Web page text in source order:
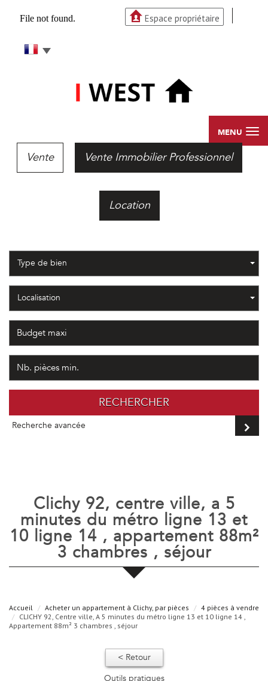
Espace propriétaire
MENU
Vente Vente Immobilier Professionnel
Location
Type de bien
Localisation
RECHERCHER
Recherche avancée
clichy 92, centre ville, a 5
minutes du métro ligne 13 et
10 ligne 14 , appartement 88m²
3 chambres , séjour
Accueil Acheter un appartement à Clichy, par pièces
4 pièces à vendre
CLICHY 92, Centre ville, A 5 minutes du métro ligne 13 et 10 ligne 14 ,
Appartement 88m² 3 chambres , séjour
< Retour
Outils pratiques